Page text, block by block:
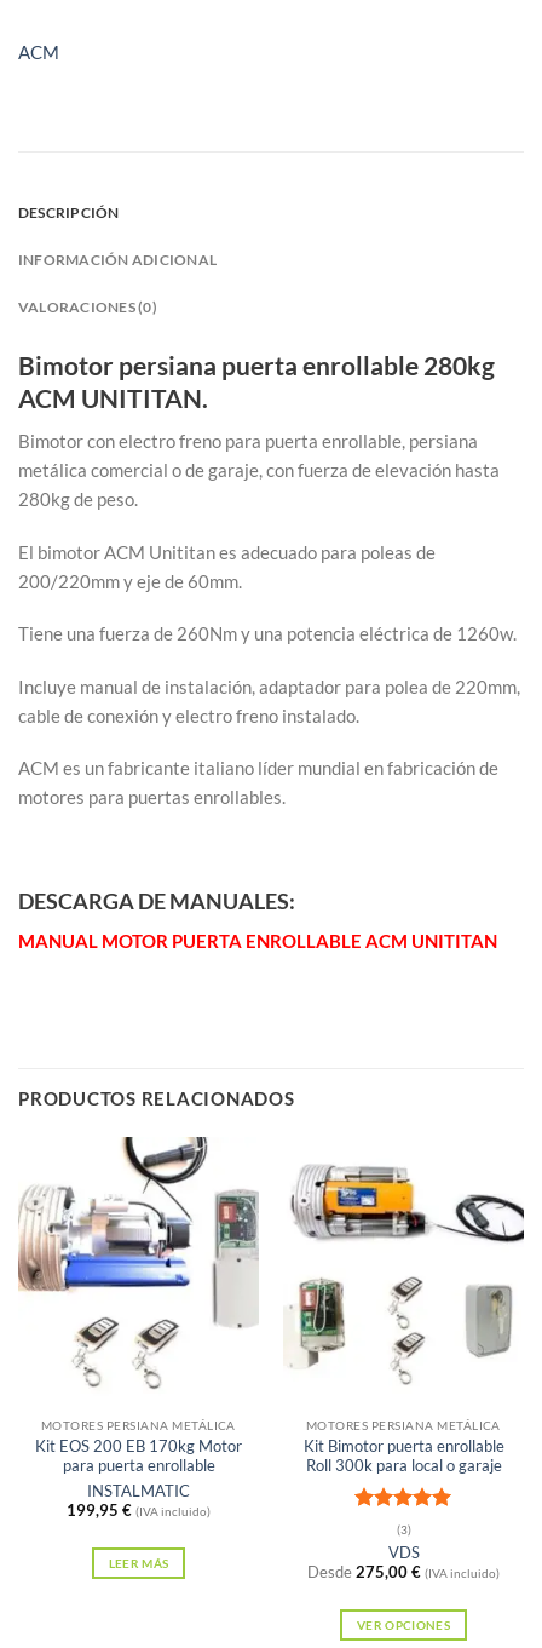
ACM
DESCRIPCIÓN
INFORMACIÓN ADICIONAL
VALORACIONES (0)
Bimotor persiana puerta enrollable 280kg
ACM UNITITAN.
Bimotor con electro freno para puerta enrollable, persiana
metálica comercial o de garaje, con fuerza de elevación hasta
280kg de peso.
El bimotor ACM Unititan es adecuado para poleas de
200/220mm y eje de 60mm.
Tiene una fuerza de 260Nm y una potencia eléctrica de 1260w.
Incluye manual de instalación, adaptador para polea de 220mm,
cable de conexión y electro freno instalado.
ACM es un fabricante italiano líder mundial en fabricación de
motores para puertas enrollables.
DESCARGA DE MANUALES:
MANUAL MOTOR PUERTA ENROLLABLE ACM UNITITAN
PRODUCTOS RELACIONADOS
Sin existencias
MOTORES PERSIANA METÁLICA
Kit EOS 200 EB 170kg Motor
para puerta enrollable
INSTALMATIC
199,95 € (IVA incluido)
LEER MÁS
MOTORES PERSIANA METÁLICA
Kit Bimotor puerta enrollable
Roll 300k para local o garaje
Valorado
con5de 5
(3)
VDS
Desde275,00€ (IVA incluido)
VER OPCIONES